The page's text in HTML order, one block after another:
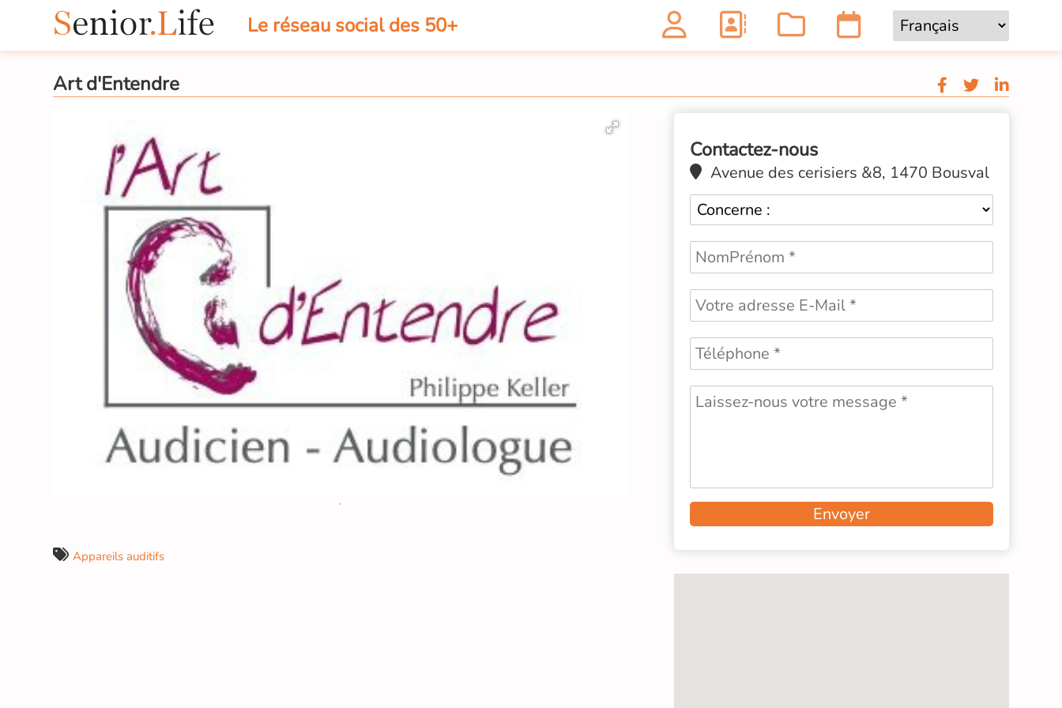
Le réseau social des 50+
Art d'Entendre
Appareils auditifs
Contactez-nous
Avenue des cerisiers &8, 1470 Bousval
Envoyer